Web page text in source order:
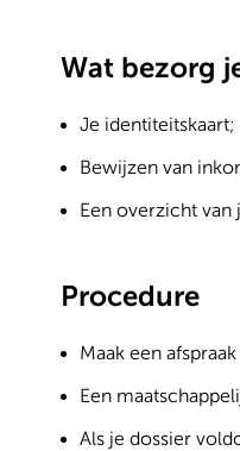
Wat bezorg
Je identiteitskaart;
Bewijzen van
Een overzicht
Procedure
Maak een
Een
Als je dossier